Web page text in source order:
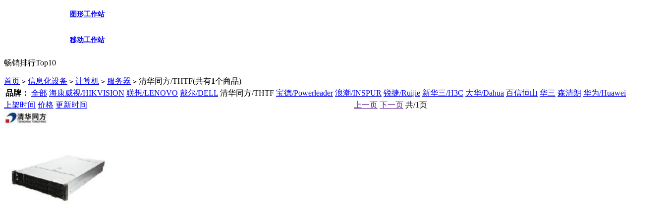
图形工作站
移动工作站
畅销排行Top10
首页 > 信息化设备 > 计算机 > 服务器 > 清华同方/THTF(共有1个商品)
品牌： 全部 海康威视/HIKVISION 联想/LENOVO 戴尔/DELL 清华同方/THTF 宝德/Powerleader 浪潮/INSPUR 锐捷/Ruijie 新华三/H3C 大华/Dahua 百信恒山 华三 森清朗 华为/Huawei
上架时间 价格 更新时间 上一页 下一页 共/1页